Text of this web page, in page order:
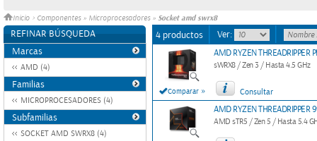
Inicio > Componentes » Microprocesadores » Socket amd swrx8
REFINAR BÚSQUEDA
Marcas
AMD (4)
Familias
MICROPROCESADORES (4)
Subfamilias
SOCKET AMD SWRX8 (4)
4 productos Ver:
Comparar »
AMD RYZEN THREADRIPPER
sWRX8 / Zen 3 / Hasta 4.5 GHz
Consultar
AMD RYZEN THREADRIPPER
AMD sTR5 / Zen 5 / Hasta 5.4